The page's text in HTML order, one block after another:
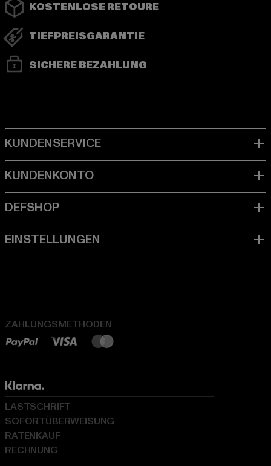
KOSTENLOSE RETOURE
TIEFPREISGARANTIE
SICHERE BEZAHLUNG
ZAHLUNGSMETHODEN
LASTSCHRIFT
SOFORTÜBERWEISUNG
RATENKAUF
RECHNUNG